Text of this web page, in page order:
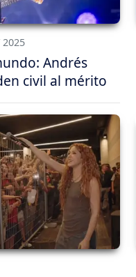
Andrés
civil al mérito